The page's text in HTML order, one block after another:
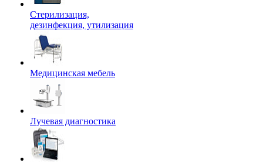
Стерилизация,
дезинфекция, утилизация
Медицинская мебель
Лучевая диагностика